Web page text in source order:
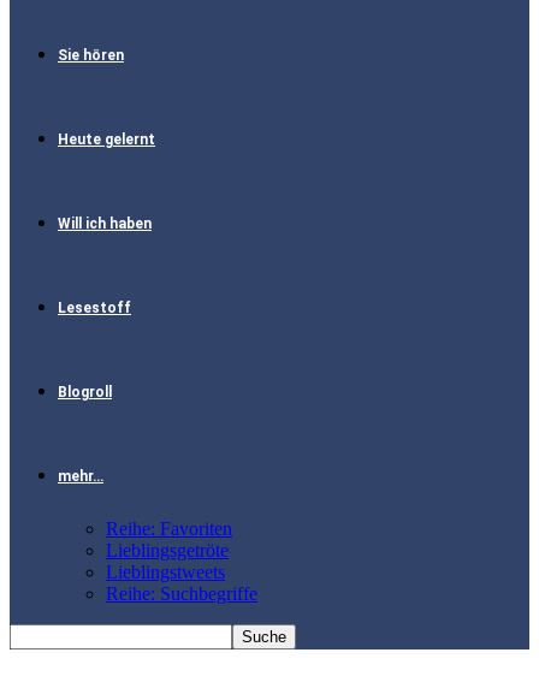
Sie hören
Heute gelernt
Will ich haben
Lesestoff
Blogroll
mehr…
Reihe: Favoriten
Lieblingsgetröte
Lieblingstweets
Reihe: Suchbegriffe